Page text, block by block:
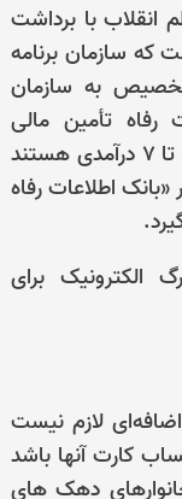
انقلاب با برداشت
که سازمان برنامه
به سازمان
رفاه تأمین مالی
می‌کند.مشمولان این طرح دهک های یک تا ۷ درآمدی هستند
اطلاعات رفاه
الکترونیک برای
لازم نیست
تومان در حساب کارت آنها باشد
دهک های